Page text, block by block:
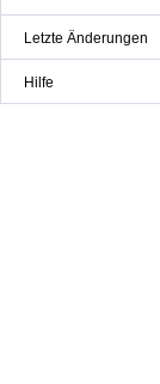
Letzte Änderungen
Hilfe